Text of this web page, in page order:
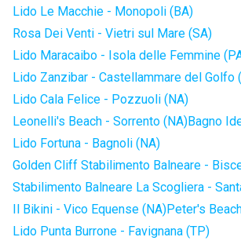
Lido Le Macchie - Monopoli (BA)
Rosa Dei Venti - Vietri sul Mare (SA)
Lido Maracaibo - Isola delle Femmine
Lido Zanzibar - Castellammare del Golfo
Lido Cala Felice - Pozzuoli (NA)
Leonelli's Beach - Sorrento (NA)Bagno
Lido Fortuna - Bagnoli (NA)
Golden Cliff Stabilimento Balneare -
Stabilimento Balneare La Scogliera -
Il Bikini - Vico Equense (NA)Peter's
Lido Punta Burrone - Favignana (TP)